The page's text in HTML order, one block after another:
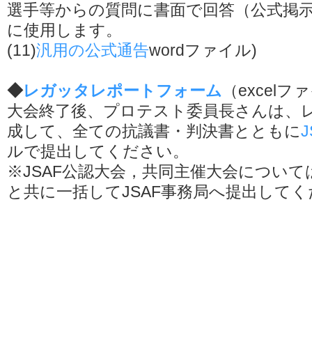
選手等からの質問に書面で回答（公式掲
に使用します。
(11)汎用の公式通告wordファイル)
◆レガッタレポートフォーム （excelフ
大会終了後、プロテスト委員長さんは、
成して、全ての抗議書・判決書とともに
ルで提出してください。
※JSAF公認大会，共同主催大会について
と共に一括してJSAF事務局へ提出して